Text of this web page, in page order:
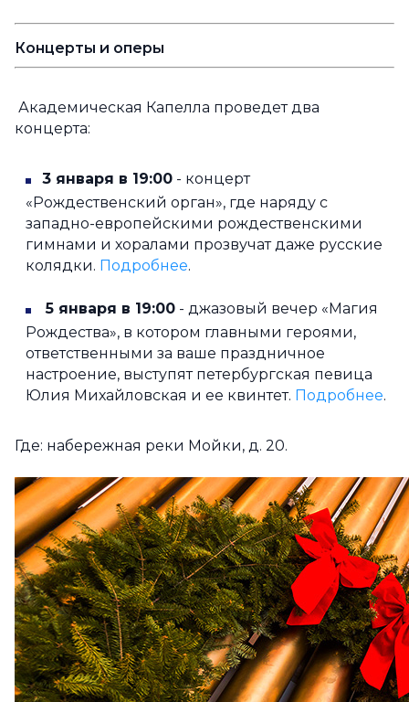
Концерты и оперы
Академическая Капелла проведет два
концерта:
3 января в 19:00 - концерт
«Рождественский орган», где наряду с
западно-европейскими рождественскими
гимнами и хоралами прозвучат даже русские
колядки. Подробнее.
5 января в 19:00 - джазовый вечер «Магия
Рождества», в котором главными героями,
ответственными за ваше праздничное
настроение, выступят петербургская певица
Юлия Михайловская и ее квинтет. Подробнее.
Где: набережная реки Мойки, д. 20.